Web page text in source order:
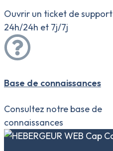
Ouvrir un ticket de support
24h/24h et 7j/7j
Base de connaissances
Consultez notre base de
connaissances